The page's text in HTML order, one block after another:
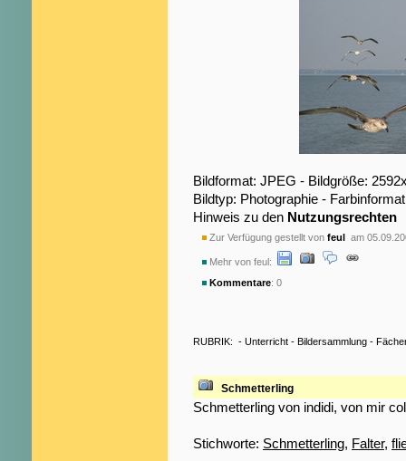
Bildformat: JPEG - Bildgröße:
Bildtyp: Photographie -
Hinweis zu den Nutzungsrechten
Zur Verfügung gestellt von feul am
Mehr von feul:
Kommentare: 0
RUBRIK: - Unterricht - Bildersammlung -
Schmetterling
Schmetterling von indidi, von mir
Stichworte: Schmetterling, Falter,